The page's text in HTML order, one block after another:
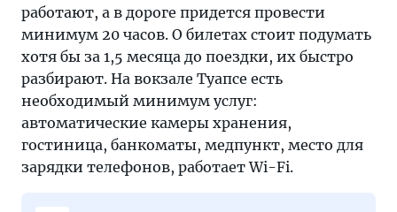
работают, а в дороге придется провести
минимум 20 часов. О билетах стоит подумать
хотя бы за 1,5 месяца до поездки, их быстро
разбирают. На вокзале Туапсе есть
необходимый минимум услуг:
автоматические камеры хранения,
гостиница, банкоматы, медпункт, место для
зарядки телефонов, работает Wi-Fi.